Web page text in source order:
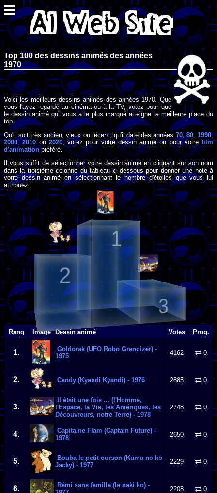
Top 100 des dessins animés des années
1970
Voici les meilleurs dessins animés des années 1970. Que
vous l'ayez regardé au cinéma ou à la TV, votez pour que
le dessin animé qui vous a le plus marqué atteigne la meilleure place du
top.
Qu'il soit très ancien, vieux ou récent, qu'il date des années 70,80,1990,
2000,2010ou2020, votez pour votre dessin animé ou pour votre film
d'animation préféré.
Il vous suffit de sélectionner votre dessin animé en cliquant sur son nom
dans la troisième colonne du tableau ci-dessous pour donner une note à
votre dessin animé en sélectionnant le nombre d'étoiles que vous lui
attribuez.
2
3
1
Rang Image Dessin animé Votes Prog.
1.
Goldorak (UFO Robo Grendizer) -
1975
4162 0
2. Candy (Kyandi Kyandi) - 1976 2885 0
3.
Il était une fois ... (l'Homme,
l'Espace, la Vie, les Amériques, les
Découvreurs, notre Terre) - 1978
2748 0
4.
Capitaine Flam (Captain Future) -
1978
2650 0
5.
Bouba le petit ourson (Kuma no ko
Jacky) - 1977
2229 0
6.
Rémi sans famille (Ie naki ko) -
2208 0